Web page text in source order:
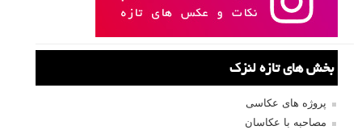
بخش های تازه لنزک
پروژه های عکاسی
مصاحبه با عکاسان